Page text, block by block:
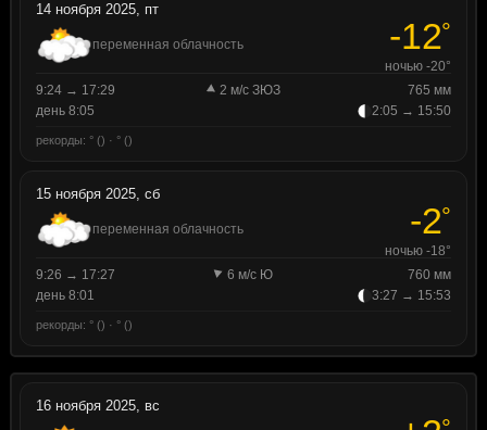
14 ноября 2025, пт
переменная облачность -12°
ночью -20°
9:24 → 17:29
2 м/с ЗЮЗ
765 мм
день 8:05
2:05 → 15:50
рекорды: ° () · ° ()
15 ноября 2025, сб
переменная облачность -2°
ночью -18°
9:26 → 17:27
6 м/с Ю
760 мм
день 8:01
3:27 → 15:53
рекорды: ° () · ° ()
16 ноября 2025, вс